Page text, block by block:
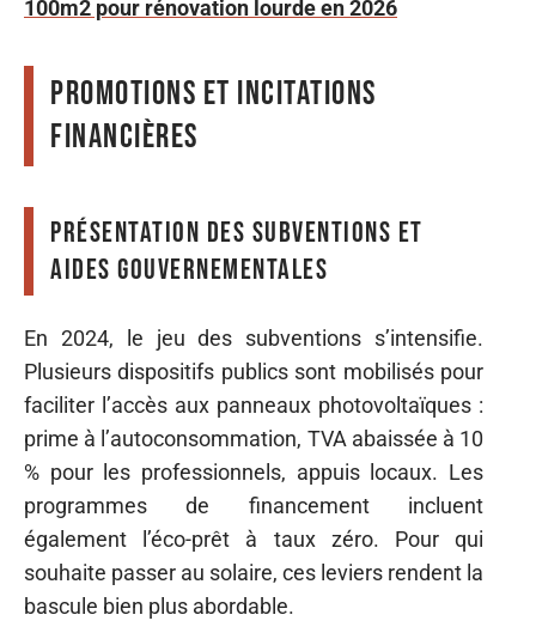
100m2 pour rénovation lourde en 2026
Promotions et incitations
financières
Présentation des subventions et
aides gouvernementales
En 2024, le jeu des subventions s’intensifie.
Plusieurs dispositifs publics sont mobilisés pour
faciliter l’accès aux panneaux photovoltaïques :
prime à l’autoconsommation, TVA abaissée à 10
% pour les professionnels, appuis locaux. Les
programmes de financement incluent
également l’éco-prêt à taux zéro. Pour qui
souhaite passer au solaire, ces leviers rendent la
bascule bien plus abordable.